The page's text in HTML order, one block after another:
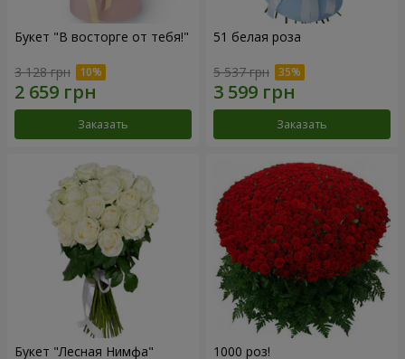
Букет "В восторге от тебя!"
3 128 грн
Заказать
51 белая роза
5 537 грн
Заказать
Букет "Лесная Нимфа" 1000 роз!